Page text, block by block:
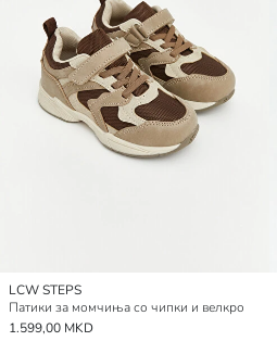
LCW STEPS
Патики за момчиња со чипки и велкро
1.599,00 MKD